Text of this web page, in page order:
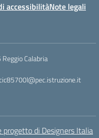
accessibilitàNote legali
Calabria
progetto di Designers Italia